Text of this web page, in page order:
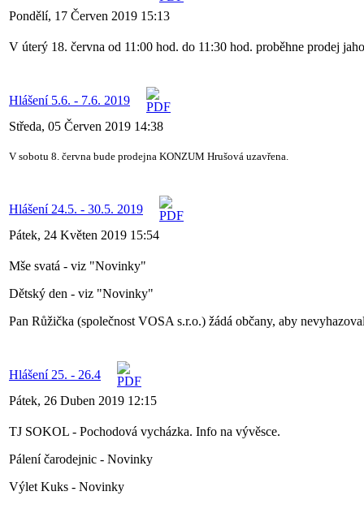
Pondělí, 17 Červen 2019 15:13
V úterý 18. června od 11:00 hod. do 11:30 hod. proběhne prodej
Hlášení 5.6. - 7.6. 2019
Středa, 05 Červen 2019 14:38
V sobotu 8. června bude prodejna KONZUM Hrušová uzavřena.
Hlášení 24.5. - 30.5. 2019
Pátek, 24 Květen 2019 15:54
Mše svatá - viz "Novinky"
Dětský den - viz "Novinky"
Pan Růžička (společnost VOSA s.r.o.) žádá občany, aby
Hlášení 25. - 26.4
Pátek, 26 Duben 2019 12:15
TJ SOKOL - Pochodová vycházka. Info na vývěsce.
Pálení čarodejnic - Novinky
Výlet Kuks - Novinky